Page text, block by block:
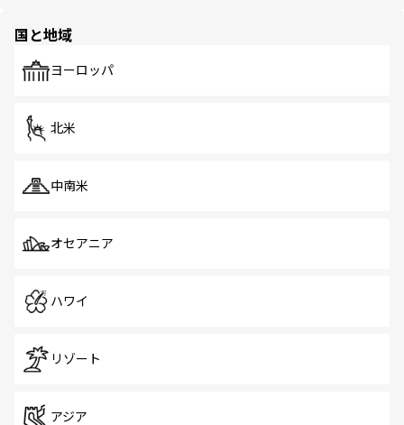
で、ホーカーズは地元の風情を楽しめる外せないスポット
国と地域
ヨーロッパ
北米
中南米
オセアニア
ハワイ
リゾート
アジア